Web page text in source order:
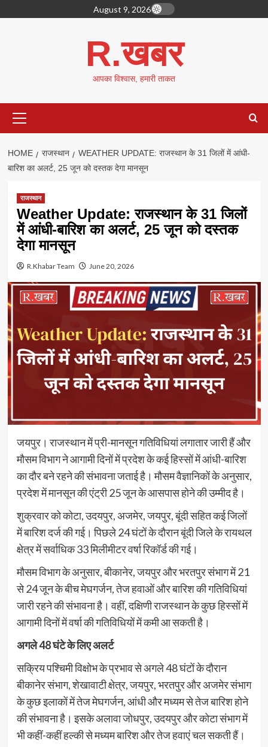
to
August 9, 2026
R.खबर
आपका विश्वास, हमारी ताकत
Menu
HOME राजस्थान
WEATHER UPDATE: राजस्थान के 31 जिलों में आंधी-
बारिश का अलर्ट, 25 जून को दस्तक देगा मानसून
राजस्थान
Weather Update: राजस्थान के 31 जिलों
में आंधी-बारिश का अलर्ट, 25 जून को दस्तक
देगा मानसून
R.Khabar Team June 20, 2026
जयपुर। राजस्थान में प्री-मानसून गतिविधियां लगातार जारी हैं और
मौसम विभाग ने आगामी दिनों में प्रदेश के कई हिस्सों में आंधी-बारिश
का दौर बने रहने की संभावना जताई है। मौसम वैज्ञानिकों के अनुसार,
प्रदेश में मानसून की एंट्री 25 जून के आसपास होने की उम्मीद है।
शुक्रवार को कोटा, उदयपुर, अजमेर, जयपुर, बूंदी सहित कई जिलों
में बारिश दर्ज की गई। पिछले 24 घंटों के दौरान बूंदी जिले के रायथल
क्षेत्र में सर्वाधिक 33 मिलीमीटर वर्षा रिकॉर्ड की गई।
मौसम विभाग के अनुसार, बीकानेर, जयपुर और भरतपुर संभाग में 21
से 24 जून के बीच मेघगर्जन, तेज हवाओं और बारिश की गतिविधियां
जारी रहने की संभावना है। वहीं, दक्षिणी राजस्थान के कुछ हिस्सों में
आगामी दिनों में वर्षा की गतिविधियों में कमी आ सकती है।
अगले 48 घंटे के लिए अलर्ट
सक्रिय पश्चिमी विक्षोभ के प्रभाव से अगले 48 घंटों के दौरान
बीकानेर संभाग, शेखावाटी क्षेत्र, जयपुर, भरतपुर और अजमेर संभाग
के कुछ इलाकों में तेज मेघगर्जन, आंधी और मध्यम से तेज बारिश होने
की संभावना है। इसके अलावा जोधपुर, उदयपुर और कोटा संभाग में
भी कहीं-कहीं हल्की से मध्यम बारिश और तेज हवाएं चल सकती हैं।